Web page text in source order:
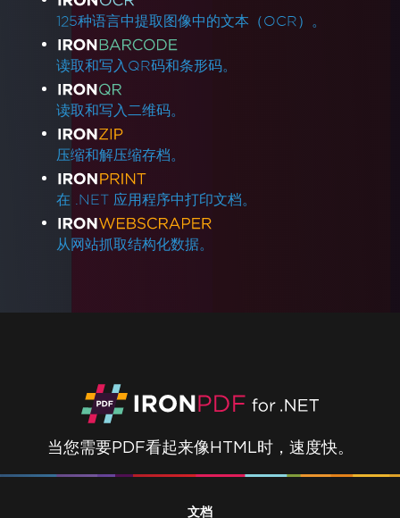
125种语言中提取图像中的文本（OCR）。
读取和写入QR码和条形码。
读取和写入二维码。
压缩和解压缩存档。
在 .NET 应用程序中打印文档。
从网站抓取结构化数据。
当您需要PDF看起来像HTML时，速度快。
文档